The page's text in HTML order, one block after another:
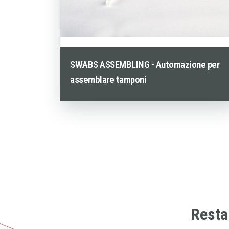
SWABS ASSEMBLING - Automazione per
assemblare tamponi